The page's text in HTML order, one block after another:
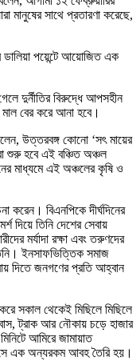
মানুষের সাথে প্রতারণা করেছে,
ডালিয়া পয়েন্টে আয়োজিত এক
দুর্নীতির বিরুদ্ধে আপসহীন
বের করে আনা হবে।
উত্তরবঙ্গ কোনো ‘সৎ মায়ের
শুরু হবে এই বঞ্চিত অঞ্চল
মাধ্যমে এই অঞ্চলের কৃষি ও
করেন। বিএনপিকে দীর্ঘদিনের
দিয়ে তিনি দেশের সেবায়
মর্যাদা রক্ষা এবং তরুণদের
ইনসাফভিত্তিক সমাজ
দিতে জনগণের প্রতি আহ্বান
সকাল থেকেই মিছিলে মিছিলে
ট্রাক আর নৌকায় চড়ে হাজার
আমিরে জামায়াত
এক অন্যরকম আবহ তৈরি হয়।